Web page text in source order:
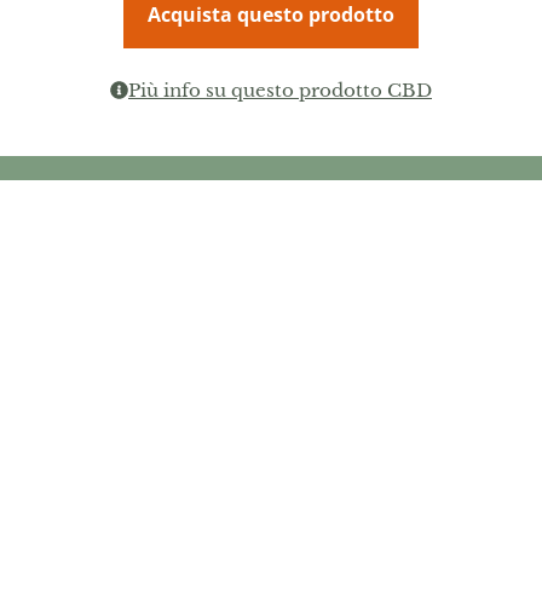
Acquista questo prodotto
Più info su questo prodotto CBD